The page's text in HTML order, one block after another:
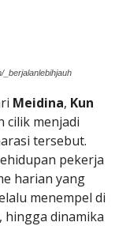
_berjalanlebihjauh
Meidina, Kun
cilik menjadi
tersebut.
pekerja
harian yang
menempel di
hingga dinamika